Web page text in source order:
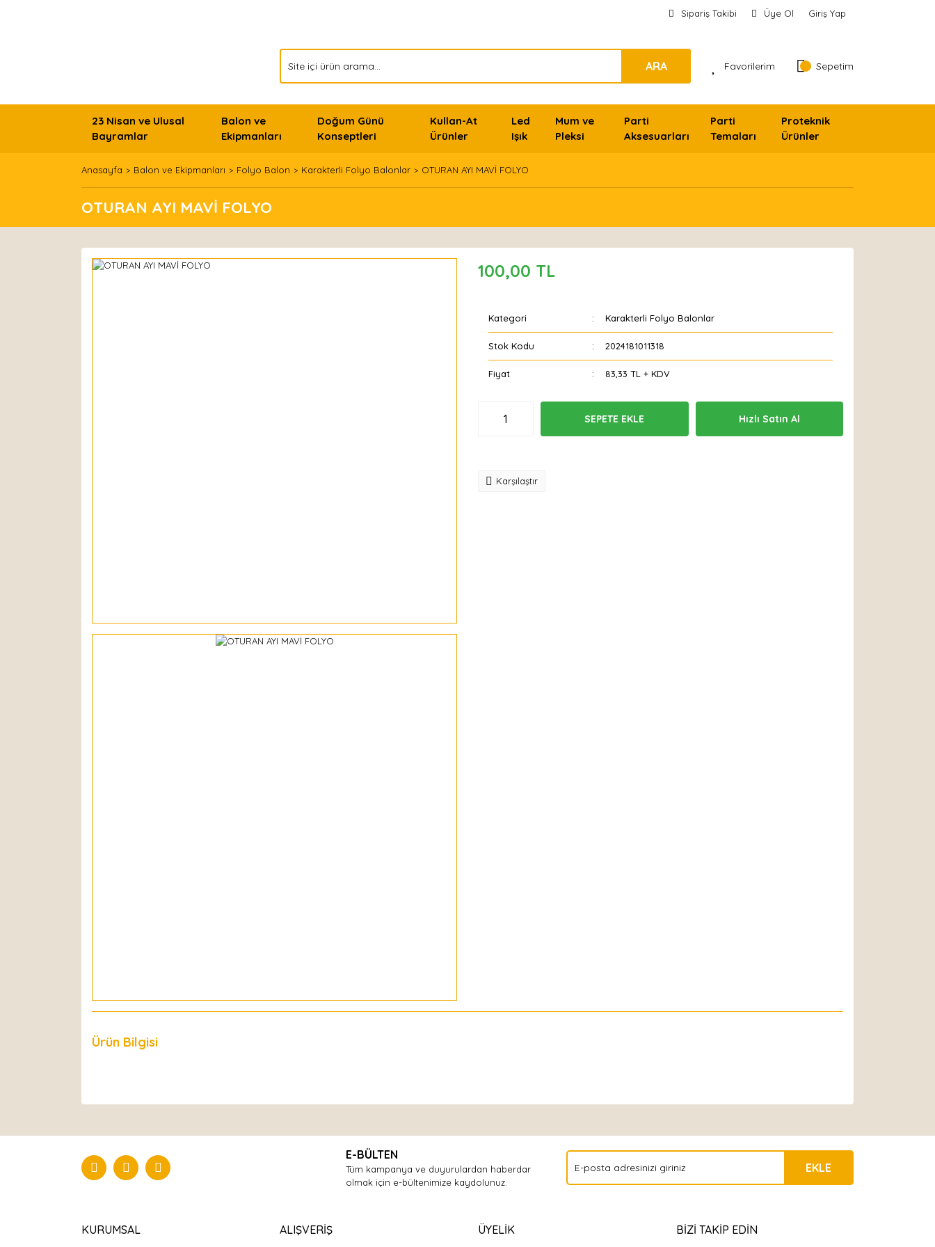
Sipariş Takibi Üye Ol Giriş Yap
ARA Favorilerim Sepetim
23 Nisan ve Ulusal
Bayramlar
Balon ve
Ekipmanları
Doğum Günü
Konseptleri
Kullan-At
Ürünler
Led
Işık
Mum ve
Pleksi
Parti
Aksesuarları
Parti
Temaları
Proteknik
Ürünler
Anasayfa Balon ve Ekipmanları Folyo Balon Karakterli Folyo Balonlar OTURAN AYI MAVİ FOLYO
OTURAN AYI MAVİ FOLYO
100,00 TL
Kategori Karakterli Folyo Balonlar
Stok Kodu 2024181011318
Fiyat 83,33 TL + KDV
SEPETE EKLE Hızlı Satın Al
Karşılaştır
Ürün Bilgisi
Yorum Yaz
E-BÜLTEN
Tüm kampanya ve duyurulardan haberdar
olmak için e-bültenimize kaydolunuz.
EKLE
KURUMSAL ALIŞVERİŞ ÜYELİK BİZİ TAKİP EDİN